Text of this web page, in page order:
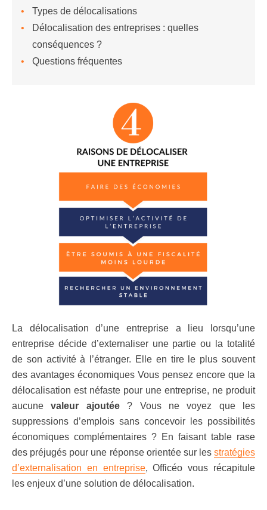
Types de délocalisations
Délocalisation des entreprises : quelles
conséquences ?
Questions fréquentes
La délocalisation d’une entreprise a lieu lorsqu’une
entreprise décide d’externaliser une partie ou la totalité
de son activité à l’étranger. Elle en tire le plus souvent
des avantages économiques Vous pensez encore que la
délocalisation est néfaste pour une entreprise, ne produit
aucunevaleur ajoutée? Vous ne voyez que les
suppressions d’emplois sans concevoir les possibilités
économiques complémentaires ? En faisant table rase
des préjugés pour une réponse orientée sur les stratégies
d’externalisation en entreprise, Officéo vous récapitule
les enjeux d’une solution de délocalisation.